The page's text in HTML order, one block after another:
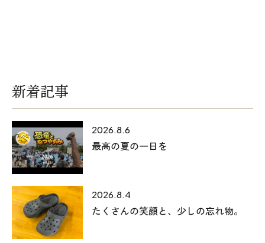
採用情報
協力会社の皆様へ
住まいのなんでも相談
土地･空き家 不動産相談
移住と暮らし相談
新着記事
2026.8.6
最高の夏の一日を
2026.8.4
たくさんの笑顔と、少しの忘れ物。